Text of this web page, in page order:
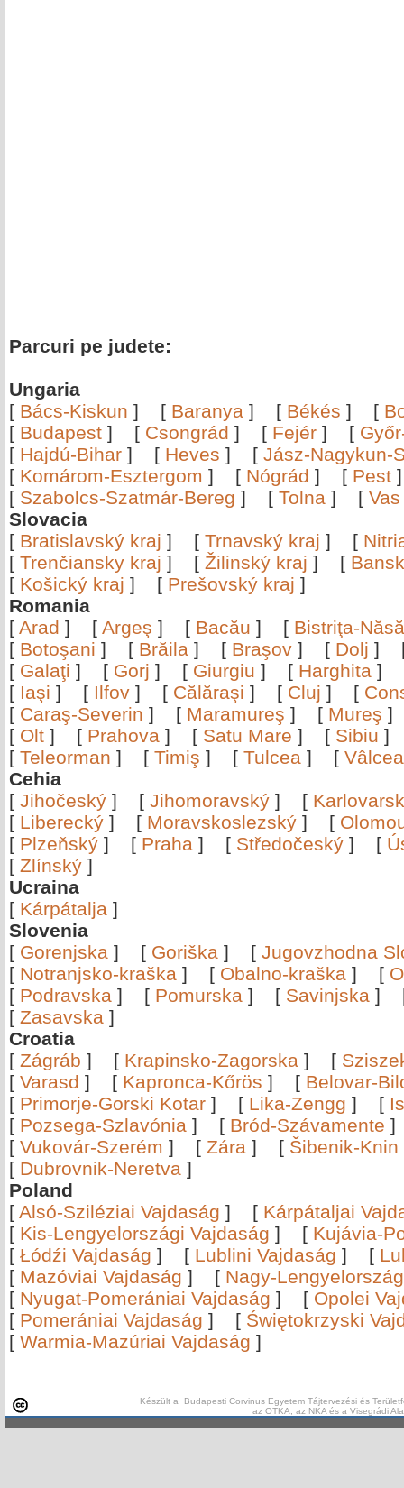
Parcuri pe judete:
Ungaria
[ Bács-Kiskun ] [ Baranya ] [ Békés ] [
[ Budapest ] [ Csongrád ] [ Fejér ] [
[ Hajdú-Bihar ] [ Heves ] [ Jász-Nagykun-
[ Komárom-Esztergom ] [ Nógrád ] [ Pest
[ Szabolcs-Szatmár-Bereg ] [ Tolna ] [ Vas
Slovacia
[ Bratislavský kraj ] [ Trnavský kraj ] [
[ Trenčiansky kraj ] [ Žilinský kraj ] [
[ Košický kraj ] [ Prešovský kraj ]
Romania
[ Arad ] [ Argeş ] [ Bacău ] [ Bistriţa-
[ Botoşani ] [ Brăila ] [ Braşov ] [ Dolj ]
[ Galaţi ] [ Gorj ] [ Giurgiu ] [ Harghita ]
[ Iaşi ] [ Ilfov ] [ Călăraşi ] [ Cluj ] [
[ Caraş-Severin ] [ Maramureş ] [ Mureş
[ Olt ] [ Prahova ] [ Satu Mare ] [ Sibiu
[ Teleorman ] [ Timiş ] [ Tulcea ] [
Cehia
[ Jihočeský ] [ Jihomoravský ] [
[ Liberecký ] [ Moravskoslezský ] [
[ Plzeňský ] [ Praha ] [ Středočeský ] [
[ Zlínský ]
Ucraina
[ Kárpátalja ]
Slovenia
[ Gorenjska ] [ Goriška ] [ Jugovzhodna
[ Notranjsko-kraška ] [ Obalno-kraška ] [
[ Podravska ] [ Pomurska ] [ Savinjska ]
[ Zasavska ]
Croatia
[ Zágráb ] [ Krapinsko-Zagorska ] [
[ Varasd ] [ Kapronca-Kőrös ] [ Belovar-
[ Primorje-Gorski Kotar ] [ Lika-Zengg ] [
[ Pozsega-Szlavónia ] [ Bród-Szávamente
[ Vukovár-Szerém ] [ Zára ] [ Šibenik-Knin
[ Dubrovnik-Neretva ]
Poland
[ Alsó-Sziléziai Vajdaság ] [ Kárpátaljai
[ Kis-Lengyelországi Vajdaság ] [ Kujávia-
[ Łódźi Vajdaság ] [ Lublini Vajdaság ] [
[ Mazóviai Vajdaság ] [ Nagy-
[ Nyugat-Pomerániai Vajdaság ] [ Opolei
[ Pomerániai Vajdaság ] [ Świętokrzyski
[ Warmia-Mazúriai Vajdaság ]
Készült a Budapesti Corvinus Egyetem Tájtervezési és
az OTKA, az NKA és a Visegrádi